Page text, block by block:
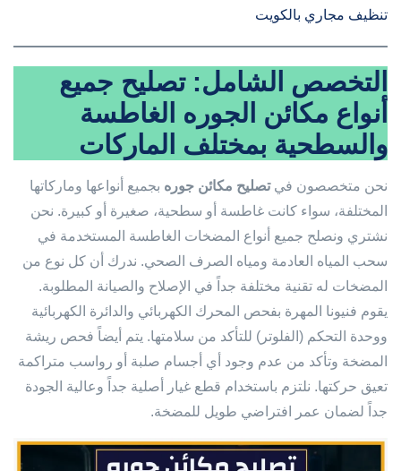
تنظيف مجاري بالكويت
التخصص الشامل: تصليح جميع
أنواع مكائن الجوره الغاطسة
والسطحية بمختلف الماركات
نحن متخصصون فيتصليح مكائن جوره بجميع أنواعها وماركاتها
المختلفة، سواء كانت غاطسة أو سطحية، صغيرة أو كبيرة. نحن
نشتري ونصلح جميع أنواع المضخات الغاطسة المستخدمة في
سحب المياه العادمة ومياه الصرف الصحي. ندرك أن كل نوع من
المضخات له تقنية مختلفة جداً في الإصلاح والصيانة المطلوبة.
يقوم فنيونا المهرة بفحص المحرك الكهربائي والدائرة الكهربائية
ووحدة التحكم (الفلوتر) للتأكد من سلامتها. يتم أيضاً فحص ريشة
المضخة وتأكد من عدم وجود أي أجسام صلبة أو رواسب متراكمة
تعيق حركتها. نلتزم باستخدام قطع غيار أصلية جداً وعالية الجودة
جداً لضمان عمر افتراضي طويل للمضخة.